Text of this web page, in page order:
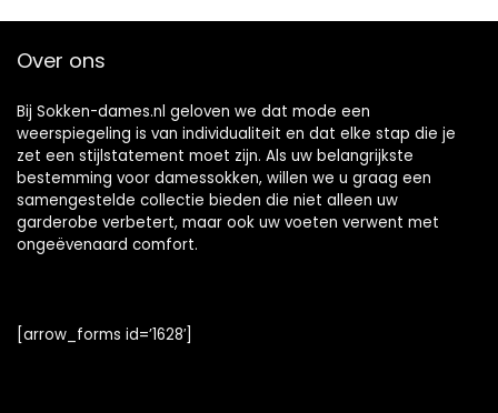
Sokken
Over ons
Bij Sokken-dames.nl geloven we dat mode een
weerspiegeling is van individualiteit en dat elke stap die je
zet een stijlstatement moet zijn. Als uw belangrijkste
bestemming voor damessokken, willen we u graag een
samengestelde collectie bieden die niet alleen uw
garderobe verbetert, maar ook uw voeten verwent met
ongeëvenaard comfort.
[arrow_forms id=’1628′]